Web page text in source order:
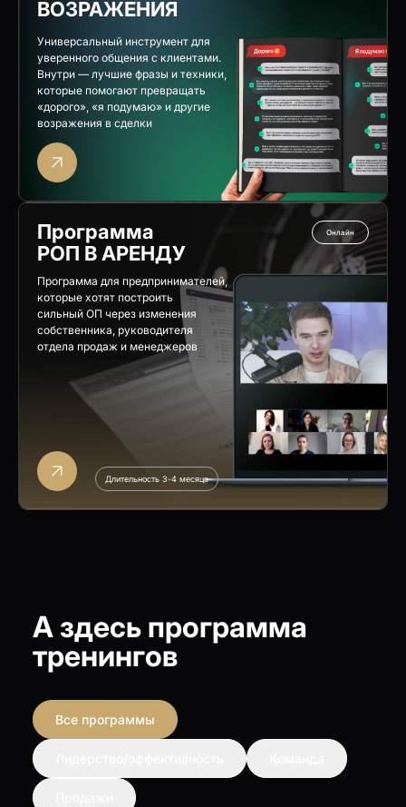
ВОЗРАЖЕНИЯ
Универсальный инструмент для
уверенного общения с клиентами.
Внутри — лучшие фразы и техники,
которые помогают превращать
«дорого», «я подумаю» и другие
возражения в сделки
Онлайн
Программа
РОП В АРЕНДУ
Программа для предпринимателей,
которые хотят построить
сильный ОП через изменения
собственника, руководителя
отдела продаж и менеджеров
Длительность 3-4 месяца
А здесь программа
тренингов
Все программы